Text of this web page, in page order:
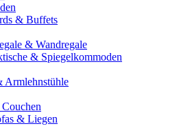
& Buffets
& Wandregale
& Spiegelkommoden
Armlehnstühle
& Liegen